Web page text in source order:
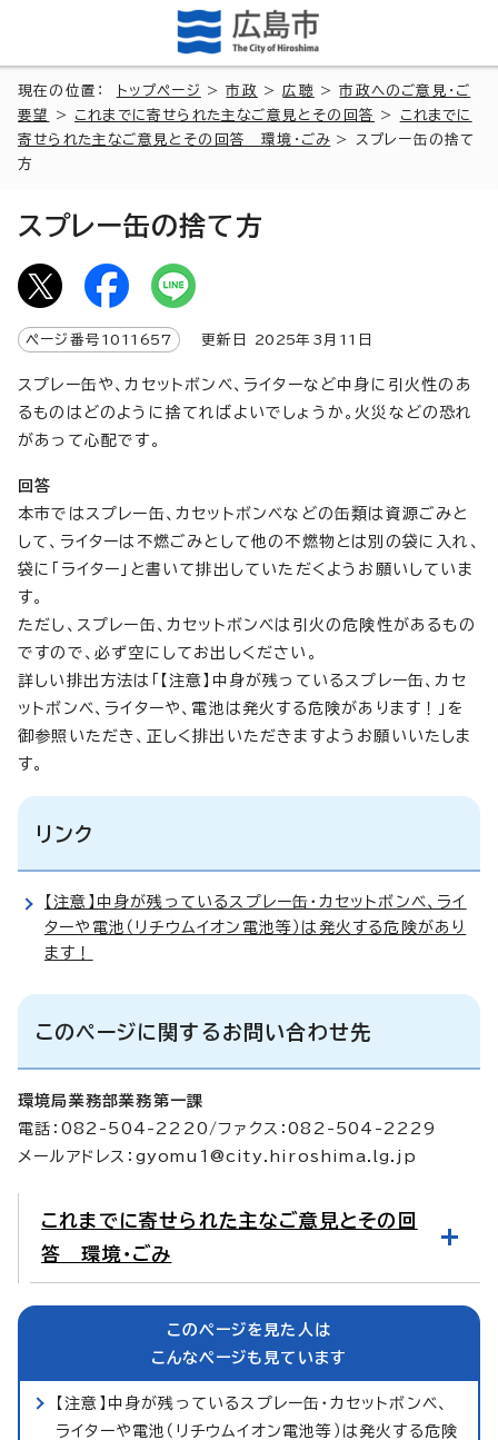
現在の位置： トップページ >市政 >広聴 >市政へのご意見・ご
要望
> これまでに寄せられた主なご意見とその回答 >
これまでに
寄せられた主なご意見とその回答 環境・ごみ > スプレー缶の捨て
方
スプレー缶の捨て方
ページ番号 1011657 更新日 2025年3月 11 日
スプレー缶や、カセットボンベ、ライターなど中身に引火性のあ
るものはどのように捨てればよいでしょうか。火災などの恐れ
があって心配です。
回答
本市ではスプレー缶、カセットボンベなどの缶類は資源ごみと
して、ライターは不燃ごみとして他の不燃物とは別の袋に入れ、
袋に「ライター」と書いて排出していただくようお願いしていま
す。
ただし、スプレー缶、カセットボンベは引火の危険性があるもの
ですので、必ず空にしてお出しください。
詳しい排出方法は「【注意】中身が残っているスプレー缶、カセ
ットボンベ、ライターや、電池は発火する危険があります！」を
御参照いただき、正しく排出いただきますようお願いいたしま
す。
リンク
【注意】中身が残っているスプレー缶・カセットボンベ、ライ
ターや電池（リチウムイオン電池等）は発火する危険があり
ます！
このページに関するお問い合わせ先
環境局業務部業務第一課
電話：082-504-2220/ファクス：082-504-2229
メールアドレス： gyomu1@city.hiroshima.lg.jp
これまでに寄せられた主なご意見とその回
答 環境・ごみ
このページを見た人は
こんなページも見ています
【注意】中身が残っているスプレー缶・カセットボンベ、
ライターや電池（リチウムイオン電池等）は発火する危険